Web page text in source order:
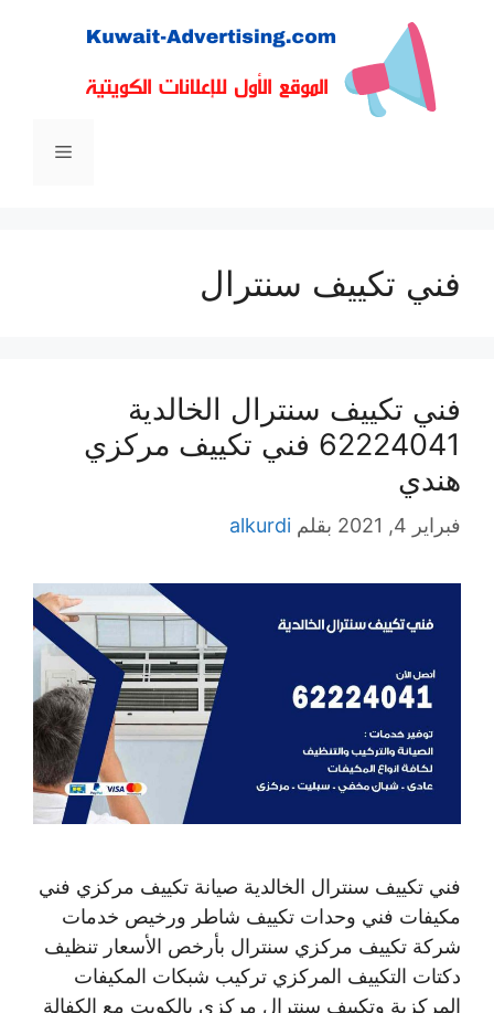
المحتوى
القائمة
فني تكييف سنترال
فني تكييف سنترال الخالدية
62224041 فني تكييف مركزي
هندي
فبراير 4, 2021 بقلم alkurdi
فني تكييف سنترال الخالدية صيانة تكييف مركزي فني
مكيفات فني وحدات تكييف شاطر ورخيص خدمات
شركة تكييف مركزي سنترال بأرخص الأسعار تنظيف
دكتات التكييف المركزي تركيب شبكات المكيفات
المركزية وتكييف سنترال مركزى بالكويت مع الكفالة